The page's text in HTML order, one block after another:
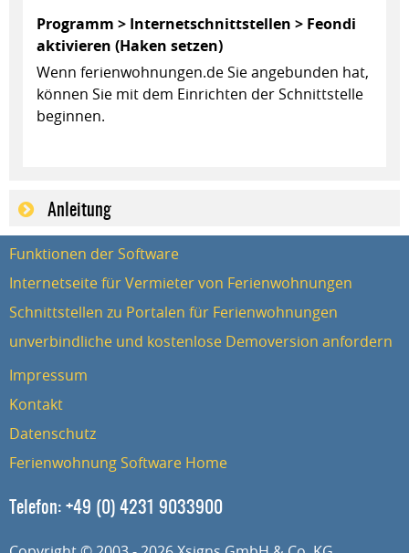
Programm > Internetschnittstellen > Feondi
aktivieren (Haken setzen)
Wenn ferienwohnungen.de Sie angebunden hat,
können Sie mit dem Einrichten der Schnittstelle
beginnen.
Anleitung
Funktionen der Software
Internetseite für Vermieter von Ferienwohnungen
Schnittstellen zu Portalen für Ferienwohnungen
unverbindliche und kostenlose Demoversion anfordern
Impressum
Kontakt
Datenschutz
Ferienwohnung Software Home
Telefon:+49 (0) 4231 9033900